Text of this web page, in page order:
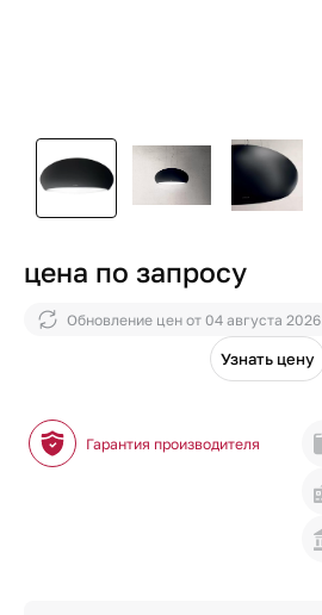
цена по запросу
Обновление цен от 04 августа 2026
Узнать цену
Гарантия производителя